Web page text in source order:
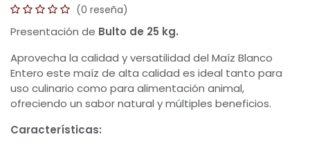
(0 reseña)
Presentación de Bulto de 25 kg.
Aprovecha la calidad y versatilidad del Maíz Blanco
Entero este maíz de alta calidad es ideal tanto para
uso culinario como para alimentación animal,
ofreciendo un sabor natural y múltiples beneficios.
Características: